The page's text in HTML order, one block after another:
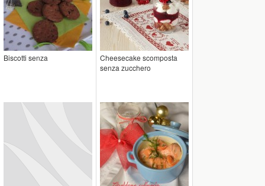
Biscotti senza
Cheesecake scomposta
senza zucchero